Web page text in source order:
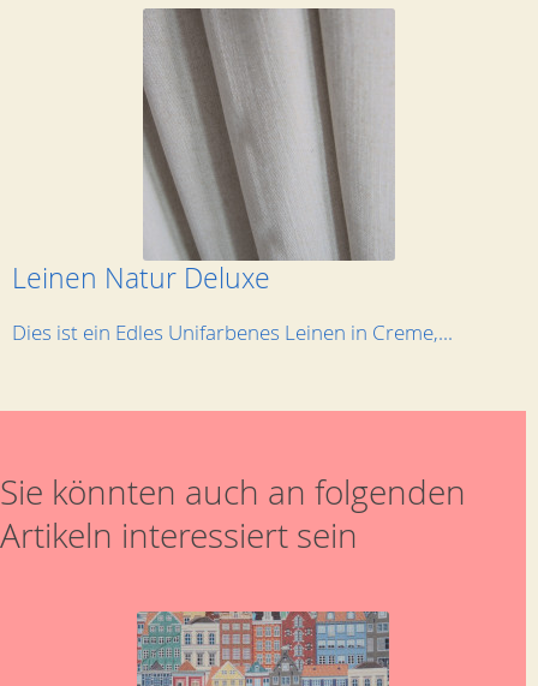
Leinen Natur Deluxe
Dies ist ein Edles Unifarbenes Leinen in Creme,...
Sie könnten auch an folgenden
Artikeln interessiert sein